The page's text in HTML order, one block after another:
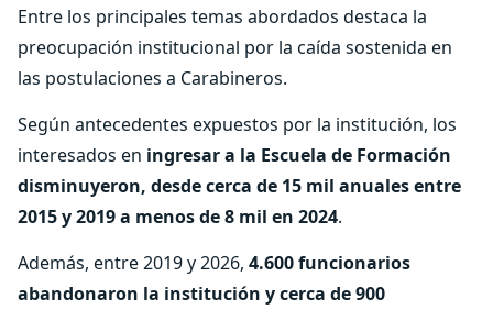
Entre los principales temas abordados destaca la
preocupación institucional por la caída sostenida en
las postulaciones a Carabineros.
Según antecedentes expuestos por la institución, los
interesados en ingresar a la Escuela de Formación
disminuyeron, desde cerca de 15 mil anuales entre
2015 y 2019 a menos de 8 mil en 2024.
Además, entre 2019 y 2026, 4.600 funcionarios
abandonaron la institución y cerca de 900